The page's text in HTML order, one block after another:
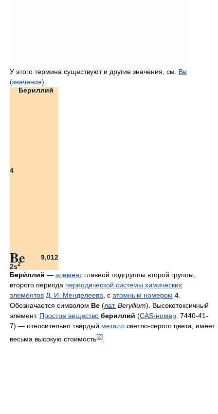
У этого термина существуют и другие значения, см. Be
(значения)
4
Бериллий
Be
9,012
2s2
Бери́ллий — элементглавной подгруппы второй группы,
второго периода периодической системы химических
элементов Д. И. Менделеева , с атомным номером 4.
Обозначается символом Be (лат. Beryllium). Высокотоксичный
элемент. Простое вещество бериллий (CAS-номер: 7440-41-
7) — относительно твёрдый металл светло-серого цвета, имеет
весьма высокую стоимость[2]